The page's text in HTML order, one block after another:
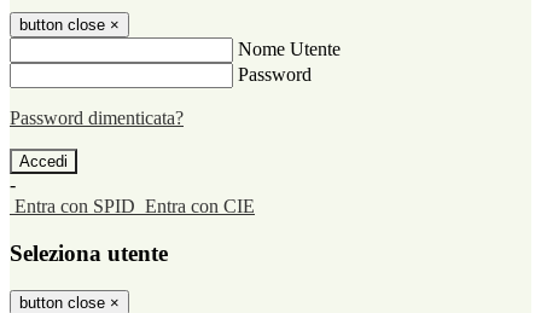
button close ×
Nome Utente
Password
Password dimenticata?
-
Entra con SPID Entra con CIE
Seleziona utente
button close ×